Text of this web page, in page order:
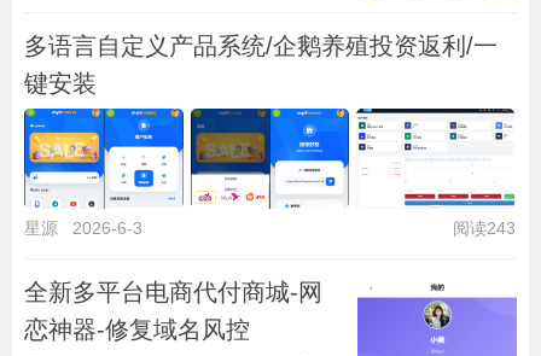
多语言自定义产品系统/企鹅养殖投资返利/一
键安装
星源 2026-6-3 阅读243
全新多平台电商代付商城-网
恋神器-修复域名风控